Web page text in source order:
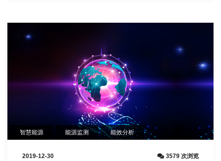
智慧能源 能源监测 能效分析
2019-12-30 3579 次浏览